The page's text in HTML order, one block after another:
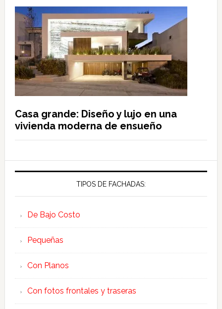
Casa grande: Diseño y lujo en una
vivienda moderna de ensueño
TIPOS DE FACHADAS:
De Bajo Costo
Pequeñas
Con Planos
Con fotos frontales y traseras